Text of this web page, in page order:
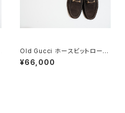
Old Gucci ホースビットローフ
ァー 35C スエードDB
¥66,000